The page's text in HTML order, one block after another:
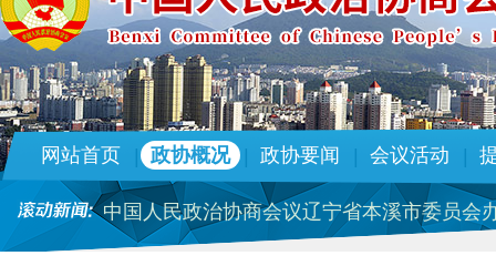
网站首页 政协概况 政协要闻 会议活动
中国人民政治协商会议辽宁省本溪市委员会
本溪市政协2026年部门预算
政协本溪市第十四届委员会专门委员会人事
市政协机关党组关于十三届市委 第九轮巡察
政协本溪市第十四届委员会专门委员会人事
中国人民政治协商会议辽宁省本溪市委员会
本溪市政协2025年部门预算